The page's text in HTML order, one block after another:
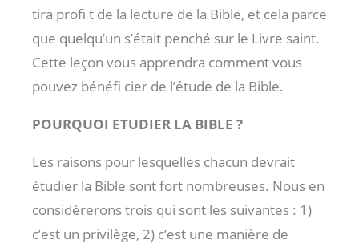
tira profi t de la lecture de la Bible, et cela parce
que quelqu’un s’était penché sur le Livre saint.
Cette leçon vous apprendra comment vous
pouvez bénéfi cier de l’étude de la Bible.
POURQUOI ETUDIER LA BIBLE ?
Les raisons pour lesquelles chacun devrait
étudier la Bible sont fort nombreuses. Nous en
considérerons trois qui sont les suivantes : 1)
c’est un privilège, 2) c’est une manière de